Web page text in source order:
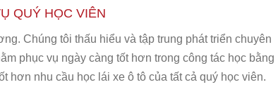
QUÝ HỌC VIÊN
Chúng tôi thấu hiểu và tập trung phát triển chuyên
phục vụ ngày càng tốt hơn trong công tác học bằng
hơn nhu cầu học lái xe ô tô của tất cả quý học viên.